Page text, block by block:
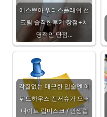
에스쁘아 워터스플래쉬 선
크림 솔직한후기 장점+치
명적인 단점...
각질없는 매끈한 입술엔 에
뛰드하우스 진저슈가 오버
나이트 립마스크 / 인생립